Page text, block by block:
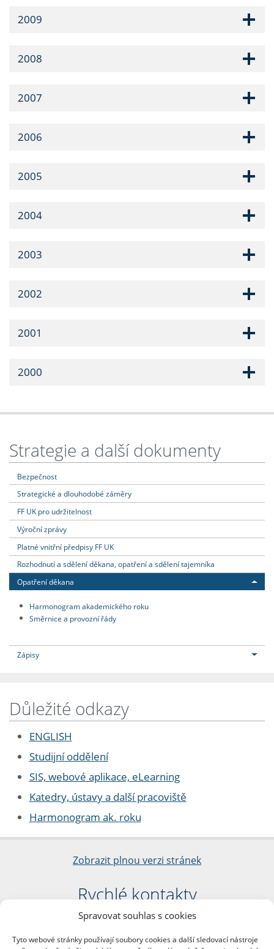
Spravovat souhlas s cookies
Tyto webové stránky používají soubory cookies a další sledovací nástroje
2009
2008
2007
2006
2005
2004
2003
2002
2001
2000
Strategie a další dokumenty
Bezpečnost
Strategické a dlouhodobé záměry
FF UK pro udržitelnost
Výroční zprávy
Platné vnitřní předpisy FF UK
Rozhodnutí a sdělení děkana, opatření a sdělení tajemníka
Opatření děkana
Harmonogram akademického roku
Směrnice a provozní řády
Zápisy
Důležité odkazy
ENGLISH
Studijní oddělení
SIS, webové aplikace, eLearning
Katedry, ústavy a další pracoviště
Harmonogram ak. roku
Zobrazit plnou verzi stránek
Rychlé kontakty
Filozofická fakulta
nám. Jana Palacha 1/2